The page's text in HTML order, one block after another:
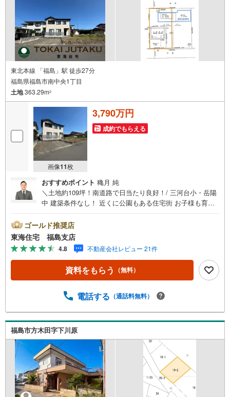
東北本線 「福島」駅 徒歩27分
福島県福島市南中央1丁目
土地363.29m2
画像11枚
3,790万円
成約でもらえる
おすすめポイント 穐月 純
＼土地約109坪！南道路で日当たり良好！/ 三河台小・岳陽
中 建築条件なし！ 近くに公園もある住宅街 お子様も育む
実！ 中古戸建での購入可能 【東海住宅って？】●福島市に
事務所を開設し30年！豊富な物件情報でお客様をお迎えい
たします！【ローンの相談無料！】●「住宅ローン通るか
な？」様々なお悩みございませんか？●お客様をサポートし
ながら代行で無料審査いたします！●秘密厳守、無理な営業
も致しません。＼ライフプランシュミレーション無料受付
る？」「月々の支払いを見直したい！」●審査・購入前に安
【赤ちゃん・お子様大歓迎 】●キッズスペースやベビーベ
ッドを完備（オムツあります）●女性スタッフがお子様が飽
きてしまわないようお手伝いいたします ●ご家族おそろい
でぜひご来店ください！
ゴールド推奨店
東海住宅 福島支店
4.8 不動産会社レビュー 21件
資料をもらう （無料）
電話する （通話料無料）
福島市方木田字下川原